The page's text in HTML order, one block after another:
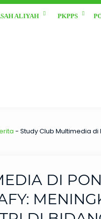
ALIYAH PKPPS
- Study Club Multimedia
DI